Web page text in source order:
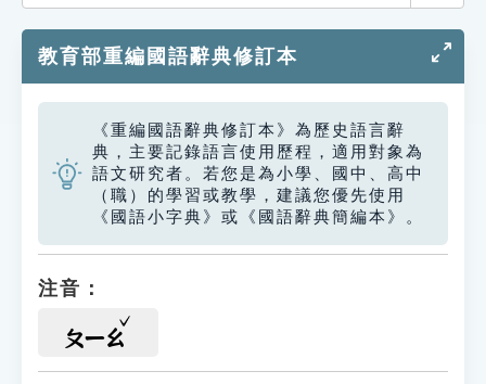
貓頭鷹博士
教育部重編國語辭典修訂本
《重編國語辭典修訂本》為歷史語言辭
典，主要記錄語言使用歷程，適用對象為
語文研究者。若您是為小學、國中、高中
（職）的學習或教學，建議您優先使用
《國語小字典》或《國語辭典簡編本》。
注音：
ㄆㄧㄠ